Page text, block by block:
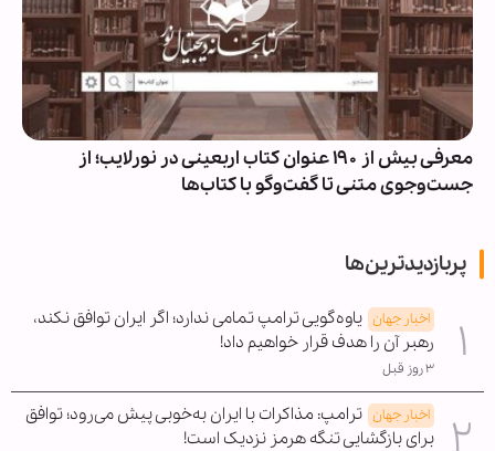
معرفی بیش از ۱۹۰ عنوان کتاب اربعینی در نورلایب؛ از
جست‌وجوی متنی تا گفت‌وگو با کتاب‌ها
پربازدیدترین‌ها
اخبار جهان یاوه‌گویی ترامپ تمامی ندارد؛ اگر ایران توافق نکند،
رهبر آن را هدف قرار خواهیم داد!
۳ روز قبل
اخبار جهان ترامپ: مذاکرات با ایران به‌خوبی پیش می‌رود؛ توافق
برای بازگشایی تنگه هرمز نزدیک است!